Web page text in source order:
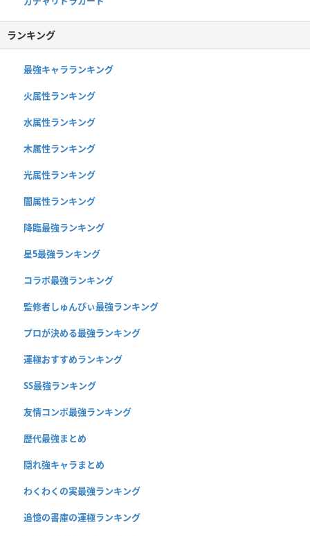
ランキング
最強キャラランキング
火属性ランキング
水属性ランキング
木属性ランキング
光属性ランキング
闇属性ランキング
降臨最強ランキング
星5最強ランキング
コラボ最強ランキング
監修者しゅんぴぃ最強ランキング
プロが決める最強ランキング
運極おすすめランキング
SS最強ランキング
友情コンボ最強ランキング
歴代最強まとめ
隠れ強キャラまとめ
わくわくの実最強ランキング
追憶の書庫の運極ランキング